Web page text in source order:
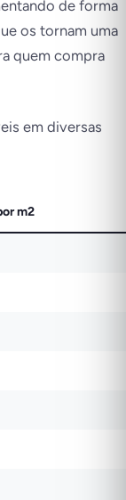
de forma
os tornam uma
quem compra
em diversas
m2